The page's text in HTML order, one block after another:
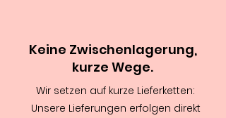
Keine Zwischenlagerung,
kurze Wege.
Wir setzen auf kurze Lieferketten:
Unsere Lieferungen erfolgen direkt